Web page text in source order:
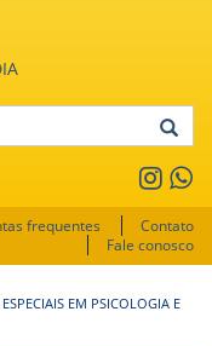
frequentes
Contato
Fale conosco
EM PSICOLOGIA E